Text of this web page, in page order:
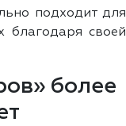
подходит для
благодаря своей
более